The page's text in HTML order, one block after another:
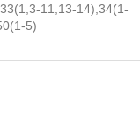
33(1, 3-11, 13-14), 34(1-
5)